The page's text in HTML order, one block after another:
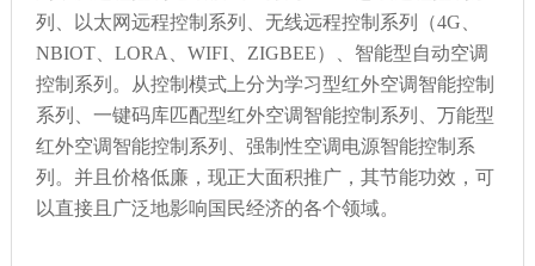
列、以太网远程控制系列、无线远程控制系列（4G、
NBIOT、LORA、WIFI、ZIGBEE）、智能型自动空调
控制系列。从控制模式上分为学习型红外空调智能控制
系列、一键码库匹配型红外空调智能控制系列、万能型
红外空调智能控制系列、强制性空调电源智能控制系
列。并且价格低廉，现正大面积推广，其节能功效，可
以直接且广泛地影响国民经济的各个领域。